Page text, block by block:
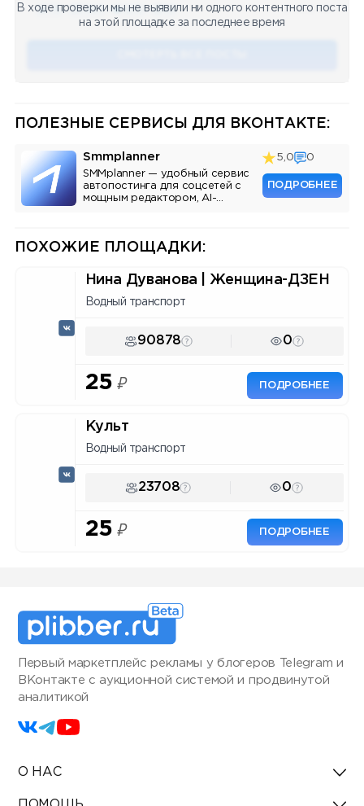
🔥 75 👍🏻 487 ❤️ 875 🥴 19 12.4k 12:45
В ходе проверки мы не выявили ни одного контентного поста
на этой площадке за последнее время
ПОЛЕЗНЫЕ СЕРВИСЫ ДЛЯ ВКОНТАКТЕ:
Smmplanner
SMMplanner — удобный сервис
автопостинга для соцсетей с
мощным редактором, AI-
5,0 0
ПОДРОБНЕЕ
ПОХОЖИЕ ПЛОЩАДКИ:
Нина Дуванова | Женщина-ДЗЕН
Водный транспорт
90878 0
25 ₽ ПОДРОБНЕЕ
Культ
Водный транспорт
23708 0
25 ₽ ПОДРОБНЕЕ
Первый маркетплейс рекламы у блогеров Telegram и
ВКонтакте с аукционной системой и продвинутой
аналитикой
О НАС